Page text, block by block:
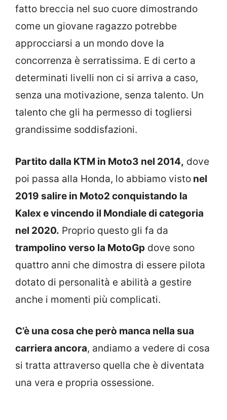
fatto breccia nel suo cuore dimostrando
come un giovane ragazzo potrebbe
approcciarsi a un mondo dove la
concorrenza è serratissima. E di certo a
determinati livelli non ci si arriva a caso,
senza una motivazione, senza talento. Un
talento che gli ha permesso di togliersi
grandissime soddisfazioni.
Partito dalla KTM in Moto3 nel 2014, dove
poi passa alla Honda, lo abbiamo visto nel
2019 salire in Moto2 conquistando la
Kalex e vincendo il Mondiale di categoria
nel 2020. Proprio questo gli fa da
trampolino verso la MotoGp dove sono
quattro anni che dimostra di essere pilota
dotato di personalità e abilità a gestire
anche i momenti più complicati.
C’è una cosa che però manca nella sua
carriera ancora, andiamo a vedere di cosa
si tratta attraverso quella che è diventata
una vera e propria ossessione.